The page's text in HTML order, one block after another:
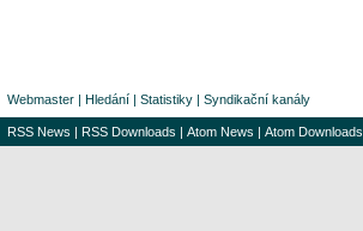
Webmaster | Hledání | Statistiky | Syndikační kanály
RSS News | RSS Downloads | Atom News | Atom Downloads